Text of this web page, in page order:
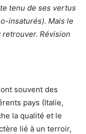
tenu de ses vertus
insaturés). Mais le
retrouver. Révision
souvent des
pays (Italie,
la qualité et le
lié à un terroir,